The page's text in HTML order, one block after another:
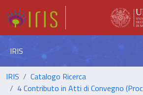
IRIS
IRIS
Catalogo Ricerca
4 Contributo in Atti di Convegno